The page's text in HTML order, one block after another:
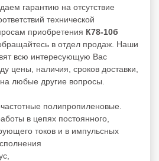
гарантию на отсутствие
технической
приобретения К78-10б
в отдел продаж. Наши
всю интересующую Вас
цены, наличия, сроков доставки,
любые другие вопросы.
полипропиленовые.
в цепях постоянного,
токов и в импульсных